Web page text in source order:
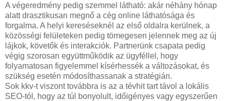
A végeredmény pedig szemmel látható: akár néhány hónap
alatt drasztikusan megnő a cég online láthatósága és
forgalma. A helyi kereséseknél az első oldalra kerülnek, a
közösségi felületeken pedig tömegesen jelennek meg az új
lájkok, követők és interakciók. Partnerünk csapata pedig
végig szorosan együttműködik az ügyféllel, hogy
folyamatosan figyelemmel kísérhessék a változásokat, és
szükség esetén módosíthassanak a stratégián.
Sok kkv-t viszont továbbra is az a tévhit tart távol a lokális
SEO-tól, hogy az túl bonyolult, időigényes vagy egyszerűen